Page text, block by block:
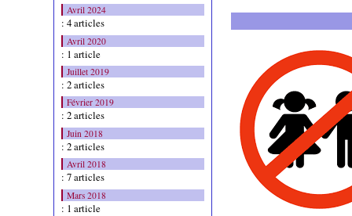
Avril 2024
: 4 articles
Avril 2020
: 1 article
Juillet 2019
: 2 articles
Février 2019
: 2 articles
Juin 2018
: 2 articles
Avril 2018
: 7 articles
Mars 2018
: 1 article